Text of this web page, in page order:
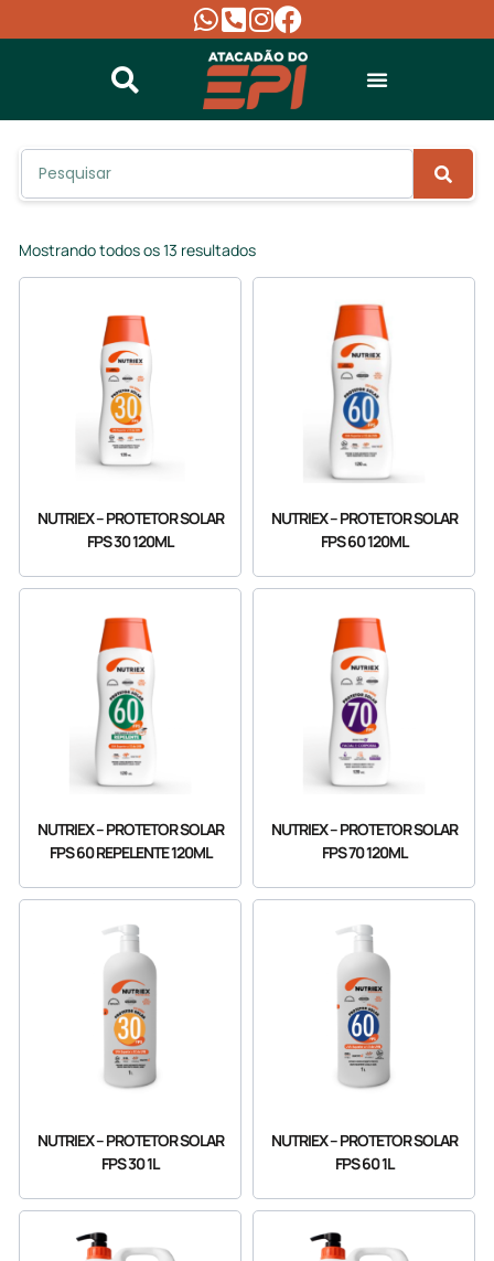
Mostrando todos os 13 resultados
NUTRIEX – PROTETOR SOLAR
FPS 30 120ML
NUTRIEX – PROTETOR SOLAR
FPS 60 120ML
NUTRIEX – PROTETOR SOLAR
FPS 60 REPELENTE 120ML
NUTRIEX – PROTETOR SOLAR
FPS 70 120ML
NUTRIEX – PROTETOR SOLAR
FPS 30 1L
NUTRIEX – PROTETOR SOLAR
FPS 60 1L